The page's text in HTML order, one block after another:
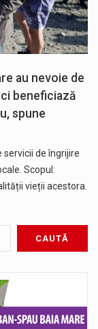
au nevoie de
beneficiază
spune
de îngrijire
Scopul:
vieții acestora.